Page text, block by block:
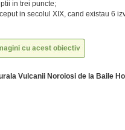
in trei puncte;
in secolul XIX, cand existau 6
Vulcanii Noroiosi de la Baile